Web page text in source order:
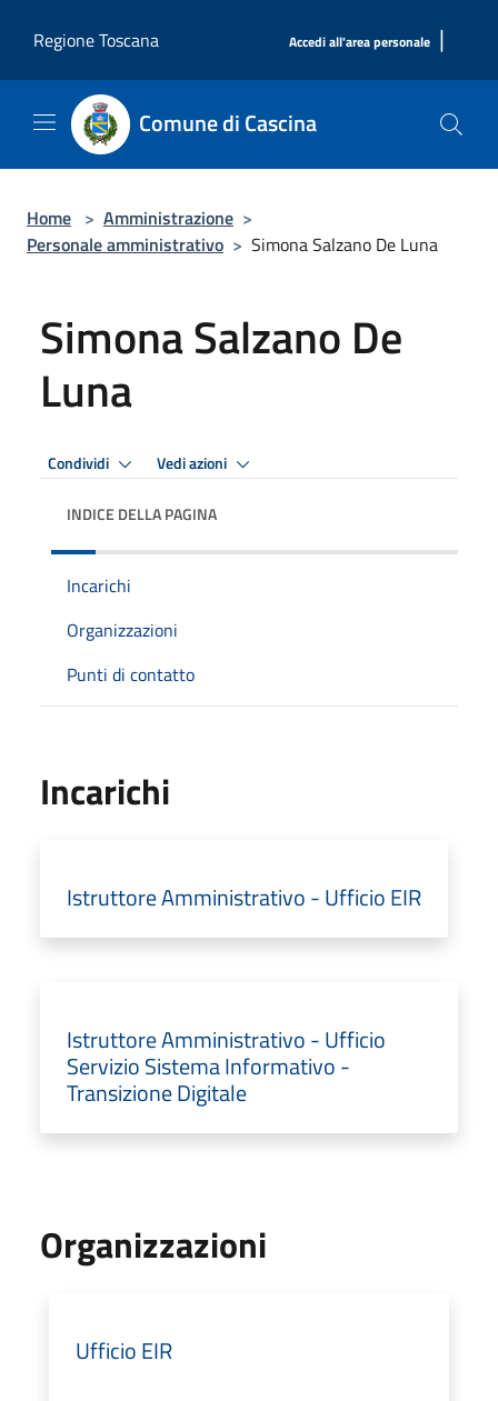
Regione Toscana
Accedi all'area personale |
Comune di Cascina
Home > Amministrazione >
Personale amministrativo > Simona Salzano De Luna
Simona Salzano De
Luna
Condividi Vedi azioni
INDICE DELLA PAGINA
Incarichi
Organizzazioni
Punti di contatto
Incarichi
Istruttore Amministrativo - Ufficio EIR
Istruttore Amministrativo - Ufficio
Servizio Sistema Informativo -
Transizione Digitale
Organizzazioni
Ufficio EIR